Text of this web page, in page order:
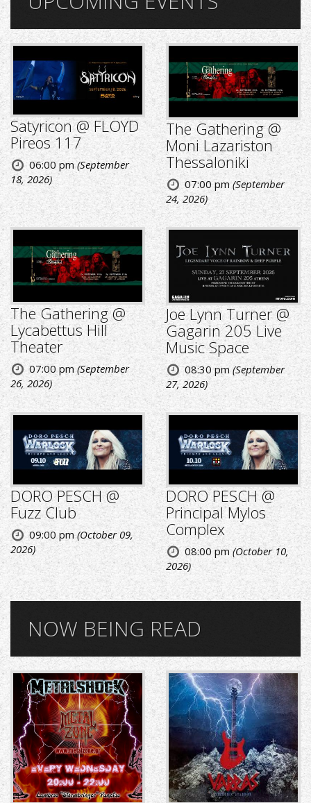
Satyricon @ FLOYD
Pireos 117
06:00 pm(September
18, 2026)
The Gathering @
Moni Lazariston
Thessaloniki
07:00 pm (September
24, 2026)
The Gathering @
Lycabettus Hill
Theater
07:00 pm(September
26, 2026)
Joe Lynn Turner @
Gagarin 205 Live
Music Space
08:30 pm (September
27, 2026)
DORO PESCH @
Fuzz Club
09:00 pm(October 09,
2026)
DORO PESCH @
Principal Mylos
Complex
08:00 pm (October 10,
2026)
NOW BEING READ